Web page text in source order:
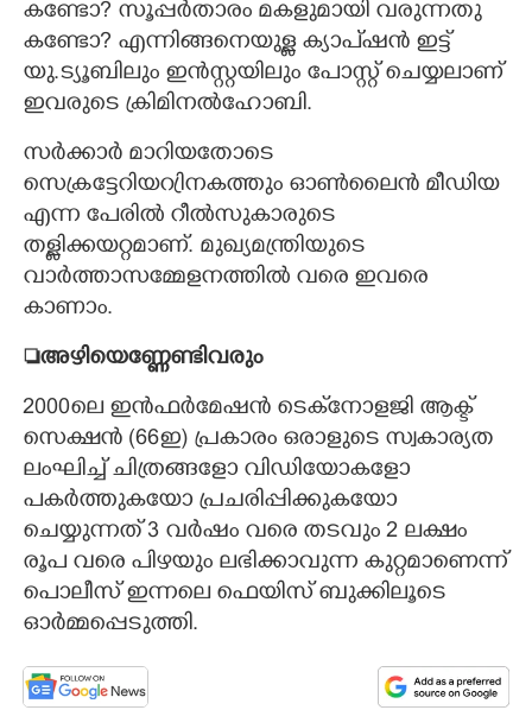
കണ്ടോ? സൂപ്പർതാരം മകളുമായി വരുന്നതു
കണ്ടോ? എന്നിങ്ങനെയുള്ള ക്യാപ്ഷൻ ഇട്ട്
യു.ട്യൂബിലും ഇൻസ്റ്റയിലും പോസ്റ്റ് ചെയ്യലാണ്
ഇവരുടെ ക്രിമിനൽഹോബി.
സർക്കാർ മാറിയതോടെ
സെക്രട്ടേറിയറ്രിനകത്തും ഓൺലൈൻ മീഡിയ
എന്ന പേരിൽ റീൽസുകാരുടെ
തള്ളിക്കയറ്റമാണ്. മുഖ്യമന്ത്രിയുടെ
വാർത്താസമ്മേളനത്തിൽ വരെ ഇവരെ
കാണാം.
അഴിയെണ്ണേണ്ടിവരും
2000ലെ ഇൻഫർമേഷൻ ടെക്‌നോളജി ആക്ട്
സെക്ഷൻ (66ഇ) പ്രകാരം ഒരാളുടെ സ്വകാര്യത
ലംഘിച്ച് ചിത്രങ്ങളോ വിഡിയോകളോ
പകർത്തുകയോ പ്രചരിപ്പിക്കുകയോ
ചെയ്യുന്നത് 3 വർഷം വരെ തടവും 2 ലക്ഷം
രൂപ വരെ പിഴയും ലഭിക്കാവുന്ന കുറ്റമാണെന്ന്
പൊലീസ് ഇന്നലെ ഫെയിസ് ബുക്കിലൂടെ
ഓർമ്മപ്പെടുത്തി.